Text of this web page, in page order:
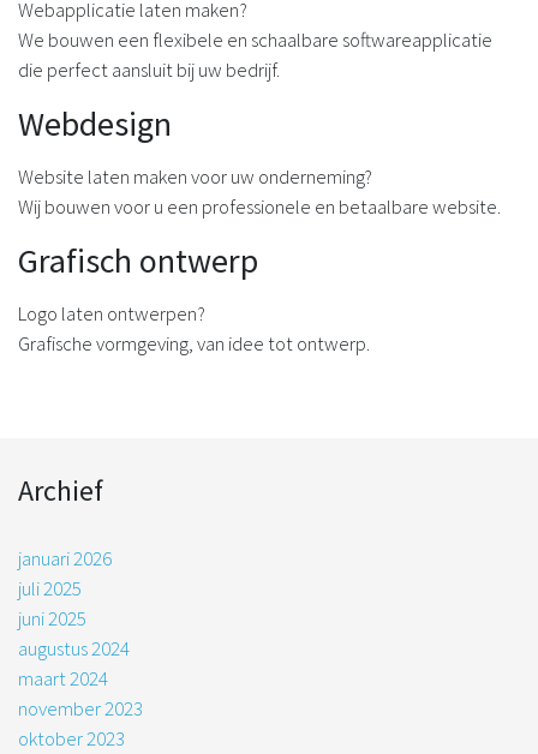
Webapplicatie laten maken?
We bouwen een flexibele en schaalbare softwareapplicatie
die perfect aansluit bij uw bedrijf.
Webdesign
Website laten maken voor uw onderneming?
Wij bouwen voor u een professionele en betaalbare website.
Grafisch ontwerp
Logo laten ontwerpen?
Grafische vormgeving, van idee tot ontwerp.
Archief
januari 2026
juli 2025
juni 2025
augustus 2024
maart 2024
november 2023
oktober 2023